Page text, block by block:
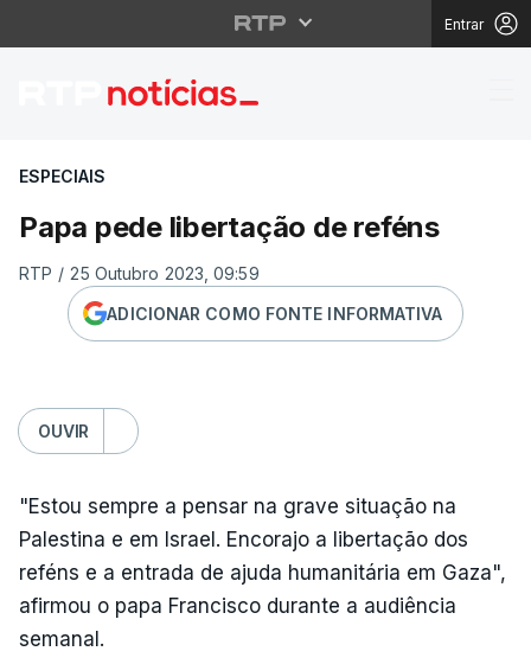
Entrar
Papa pede libertação
ESPECIAIS
Papa pede libertação de reféns
RTP / 25 Outubro 2023, 09:59
ADICIONAR COMO FONTE INFORMATIVA
OUVIR
"Estou sempre a pensar na grave situação na
Palestina e em Israel. Encorajo a libertação dos
reféns e a entrada de ajuda humanitária em Gaza",
afirmou o papa Francisco durante a audiência
semanal.